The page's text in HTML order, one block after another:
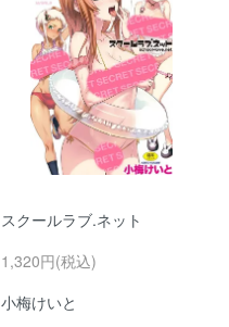
スクールラブ.ネット
1,320円(税込)
小梅けいと